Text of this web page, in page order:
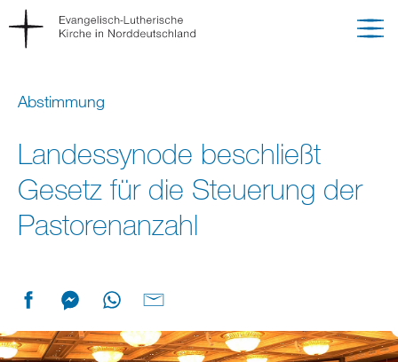
Abstimmung
Landessynode beschließt
Gesetz für die Steuerung der
Pastorenanzahl